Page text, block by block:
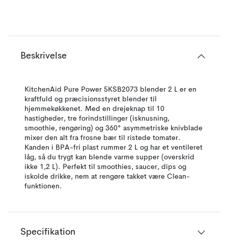
Beskrivelse
KitchenAid Pure Power 5KSB2073 blender 2 L er en
kraftfuld og præcisionsstyret blender til
hjemmekøkkenet. Med en drejeknap til 10
hastigheder, tre forindstillinger (isknusning,
smoothie, rengøring) og 360° asymmetriske knivblade
mixer den alt fra frosne bær til ristede tomater.
Kanden i BPA-fri plast rummer 2 L og har et ventileret
låg, så du trygt kan blende varme supper (overskrid
ikke 1,2 L). Perfekt til smoothies, saucer, dips og
iskolde drikke, nem at rengøre takket være Clean-
funktionen.
Specifikation